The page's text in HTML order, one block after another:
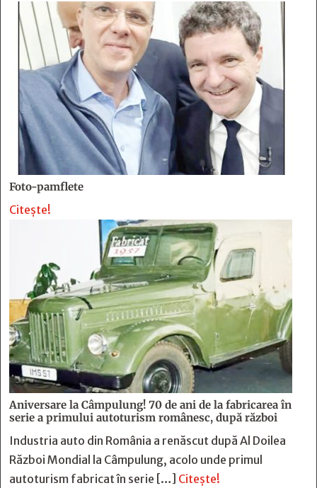
Foto-pamflete
Citește!
Aniversare la Câmpulung! 70 de ani de la fabricarea în
serie a primului autoturism românesc, după război
Industria auto din România a renăscut după Al Doilea
Război Mondial la Câmpulung, acolo unde primul
autoturism fabricat în serie […] Citește!